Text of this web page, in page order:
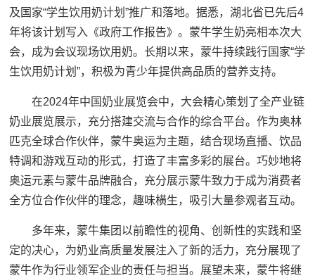
及国家“学生饮用奶计划”推广和落地。据悉，湖北省已先后4
年将该计划写入《政府工作报告》。蒙牛学生奶亮相本次大
会，成为会议现场饮用奶。长期以来，蒙牛持续践行国家“学
生饮用奶计划”，积极为青少年提供高品质的营养支持。
在2024年中国奶业展览会中，大会精心策划了全产业链
奶业展览展示，充分搭建交流与合作的综合平台。作为奥林
匹克全球合作伙伴，蒙牛奥运为主题，结合现场直播、饮品
特调和游戏互动的形式，打造了丰富多彩的展台。巧妙地将
奥运元素与蒙牛品牌融合，充分展示蒙牛致力于成为消费者
全方位合作伙伴的理念，趣味横生，吸引大量参观者互动。
多年来，蒙牛集团以前瞻性的视角、创新性的实践和坚
定的决心，为奶业高质量发展注入了新的活力，充分展现了
蒙牛作为行业领军企业的责任与担当。展望未来，蒙牛将继